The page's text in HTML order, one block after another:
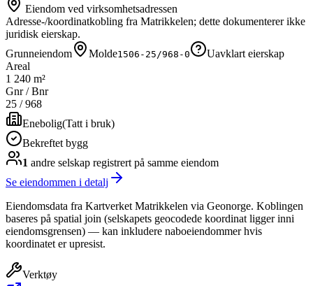
Eiendom ved virksomhetsadressen
Adresse-/koordinatkobling fra Matrikkelen; dette dokumenterer ikke
juridisk eierskap.
Grunneiendom
Molde1506-25/968-0
Uavklart eierskap
Areal
1 240 m²
Gnr / Bnr
25 /968
Enebolig(Tatt i bruk)
Bekreftet bygg
1 andre selskap registrert på samme eiendom
Se eiendommen i detalj
Eiendomsdata fra Kartverket Matrikkelen via Geonorge. Koblingen
baseres på spatial join (selskapets geocodede koordinat ligger inni
eiendomsgrensen) — kan inkludere naboeiendommer hvis
koordinatet er upresist.
Verktøy